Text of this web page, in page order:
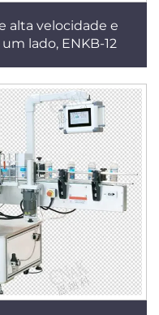
alta velocidade e
lado, ENKB-12